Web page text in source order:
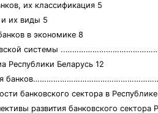
их классификация 5
и их виды 5
в экономике 8
системы
Республики Беларусь 12
банковского сектора в
развития банковского сектора